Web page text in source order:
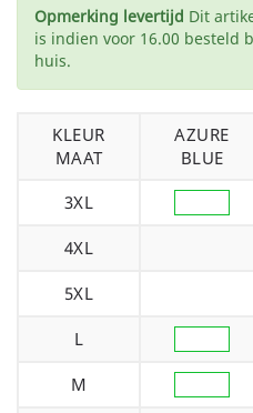
Opmerking levertijd Dit
is indien voor 16.00 besteld
huis.
KLEUR
MAAT
AZURE
BLUE
3XL
4XL
5XL
L
M